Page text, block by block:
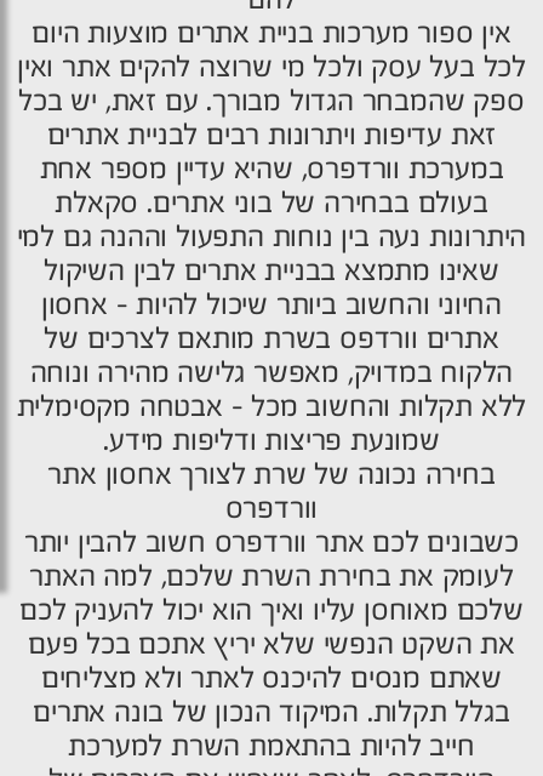
אין ספור מערכות בניית אתרים מוצעות היום
לכל בעל עסק ולכל מי שרוצה להקים אתר ואין
ספק שהמבחר הגדול מבורך. עם זאת, יש בכל
זאת עדיפות ויתרונות רבים לבניית אתרים
במערכת וורדפרס, שהיא עדיין מספר אחת
בעולם בבחירה של בוני אתרים. סקאלת
היתרונות נעה בין נוחות התפעול וההנה גם למי
שאינו מתמצא בבניית אתרים לבין השיקול
החיוני והחשוב ביותר שיכול להיות – אחסון
אתרים וורדפס בשרת מותאם לצרכים של
הלקוח במדויק, מאפשר גלישה מהירה ונוחה
ללא תקלות והחשוב מכל – אבטחה מקסימלית
שמונעת פריצות ודליפות מידע.
בחירה נכונה של שרת לצורך אחסון אתר
וורדפרס
כשבונים לכם אתר וורדפרס חשוב להבין יותר
לעומק את בחירת השרת שלכם, למה האתר
שלכם מאוחסן עליו ואיך הוא יכול להעניק לכם
את השקט הנפשי שלא יריץ אתכם בכל פעם
שאתם מנסים להיכנס לאתר ולא מצליחים
בגלל תקלות. המיקוד הנכון של בונה אתרים
חייב להיות בהתאמת השרת למערכת